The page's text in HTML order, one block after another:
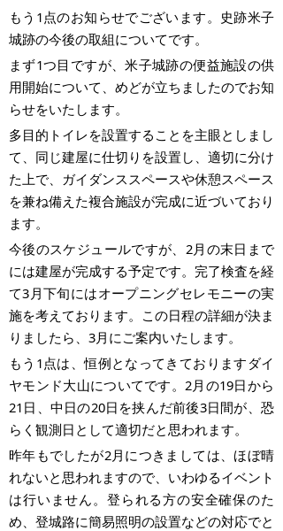
もう 1 点のお知らせでございます。史跡米子
城跡の今後の取組についてです。
まず1つ目ですが、米子城跡の便益施設の供
用開始について、めどが立ちましたのでお知
らせをいたします。
多目的トイレを設置することを主眼としまし
て、同じ建屋に仕切りを設置し、適切に分け
た上で、ガイダンススペースや休憩スペース
を兼ね備えた複合施設が完成に近づいており
ます。
今後のスケジュールですが、 2月の末日まで
には建屋が完成する予定です。完了検査を経
て3月下旬にはオープニングセレモニーの実
施を考えております。この日程の詳細が決ま
りましたら、 3月にご案内いたします。
もう 1 点は、恒例となってきておりますダイ
ヤモンド大山についてです。2月の19日から
21 日、中日の20日を挟んだ前後3日間が、恐
らく観測日として適切だと思われます。
昨年もでしたが2月につきましては、ほぼ晴
れないと思われますので、いわゆるイベント
は行いません。登られる方の安全確保のた
め、登城路に簡易照明の設置などの対応でと